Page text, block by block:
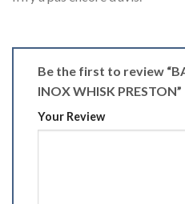
Be the first to review
INOX WHISK PRESTON”
Your Review